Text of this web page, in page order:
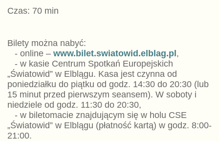
Czas: 70 min
Bilety można nabyć:
- online – www.bilet.swiatowid.elblag.pl,
- w kasie Centrum Spotkań Europejskich
„Światowid” w Elblągu. Kasa jest czynna od
poniedziałku do piątku od godz. 14:30 do 20:30 (lub
15 minut przed pierwszym seansem). W soboty i
niedziele od godz. 11:30 do 20:30,
- w biletomacie znajdującym się w holu CSE
„Światowid” w Elblągu (płatność kartą) w godz. 8:00-
21:00.